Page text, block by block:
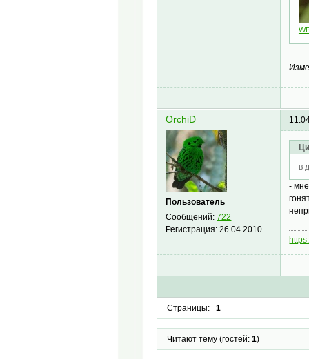
OrchiD
Пользователь
Сообщений:722
Регистрация:26.04.2010
в
-
Страницы: 1
Читают тему (гостей: 1)